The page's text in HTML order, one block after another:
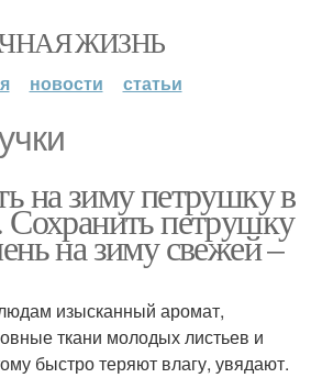
ЖИЗНЬ
новости статьи
на зиму петрушку в
Сохранить петрушку
на зиму свежей –
изысканный аромат,
ткани молодых листьев и
быстро теряют влагу, увядают.